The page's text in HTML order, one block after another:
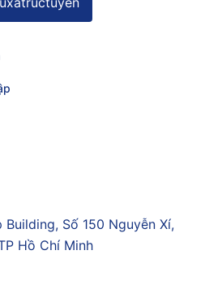
Building, Số 150 Nguyễn Xí,
Hồ Chí Minh